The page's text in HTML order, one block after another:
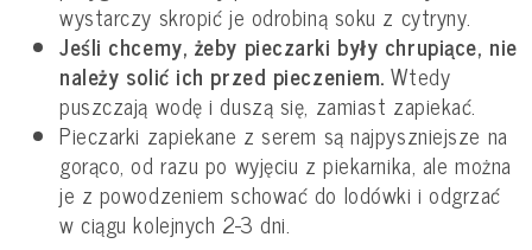
wystarczy skropić je odrobiną soku z cytryny.
Jeśli chcemy, żeby pieczarki były chrupiące, nie
należy solić ich przed pieczeniem. Wtedy
puszczają wodę i duszą się, zamiast zapiekać.
Pieczarki zapiekane z serem są najpyszniejsze na
gorąco, od razu po wyjęciu z piekarnika, ale można
je z powodzeniem schować do lodówki i odgrzać
w ciągu kolejnych 2-3 dni.